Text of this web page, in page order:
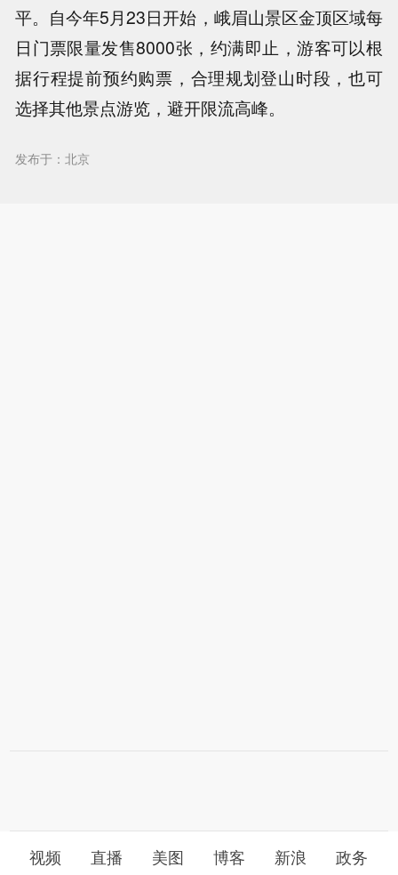
平。自今年5月23日开始，峨眉山景区金顶区域每
日门票限量发售8000张，约满即止，游客可以根
据行程提前预约购票，合理规划登山时段，也可
选择其他景点游览，避开限流高峰。
发布于：北京
视频 直播 美图 博客 新浪 政务